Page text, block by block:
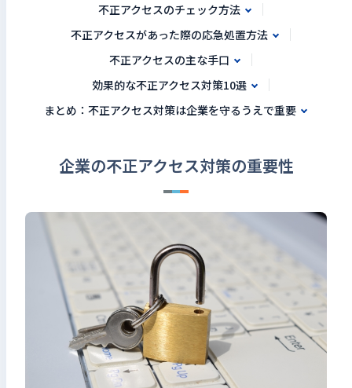
不正アクセスのチェック方法
不正アクセスがあった際の応急処置方法
不正アクセスの主な手口
効果的な不正アクセス対策10選
まとめ：不正アクセス対策は企業を守るうえで重要
企業の不正アクセス対策の重要性